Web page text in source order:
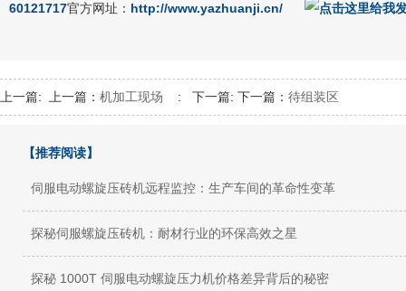
60121717官方网址： http://www.yazhuanji.cn/
上一篇: 上一篇： 机加工现场 : 下一篇: 下一篇： 待组装区
【推荐阅读】
伺服电动螺旋压砖机远程监控：生产车间的革命性变革
探秘伺服螺旋压砖机：耐材行业的环保高效之星
探秘 1000T 伺服电动螺旋压力机价格差异背后的秘密